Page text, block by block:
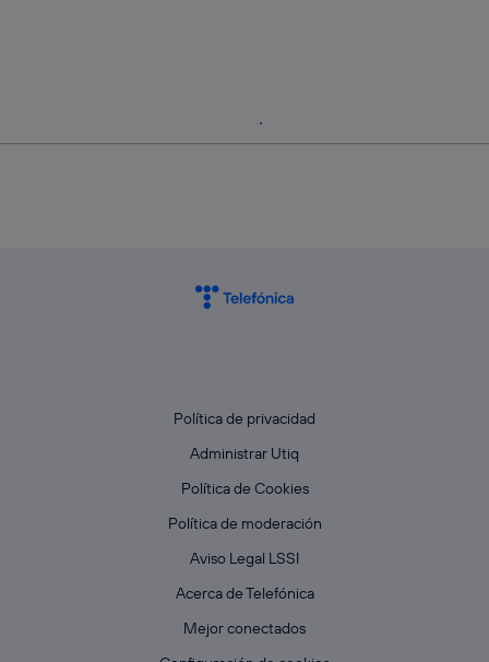
Política de privacidad
Administrar Utiq
Política de Cookies
Política de moderación
Aviso Legal LSSI
Acerca de Telefónica
Mejor conectados